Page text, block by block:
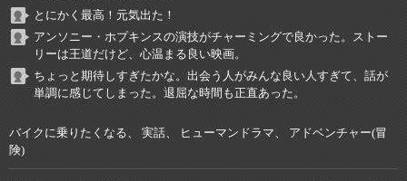
とにかく最高！元気出た！
アンソニー・ホプキンスの演技がチャーミングで良かった。ストー
リーは王道だけど、心温まる良い映画。
ちょっと期待しすぎたかな。出会う人がみんな良い人すぎて、話が
単調に感じてしまった。退屈な時間も正直あった。
バイクに乗りたくなる、 実話、 ヒューマンドラマ、 アドベンチャー(冒
険)